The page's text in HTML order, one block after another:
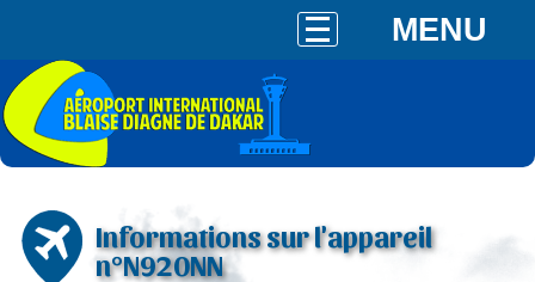
MENU
Informations sur l'appareil
n°N920NN